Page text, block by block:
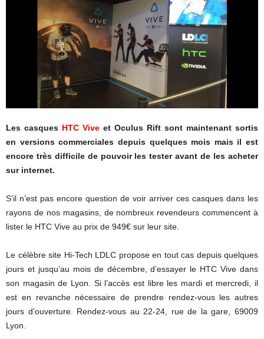
Les casques HTC Vive et Oculus Rift sont maintenant sortis
en versions commerciales depuis quelques mois mais il est
encore très difficile de pouvoir les tester avant de les acheter
sur internet.
S’il n’est pas encore question de voir arriver ces casques dans les
rayons de nos magasins, de nombreux revendeurs commencent à
lister le HTC Vive au prix de 949€ sur leur site.
Le célèbre site Hi-Tech LDLC propose en tout cas depuis quelques
jours et jusqu’au mois de décembre, d’essayer le HTC Vive dans
son magasin de Lyon. Si l’accès est libre les mardi et mercredi, il
est en revanche nécessaire de prendre rendez-vous les autres
jours d’ouverture. Rendez-vous au 22-24, rue de la gare, 69009
Lyon.